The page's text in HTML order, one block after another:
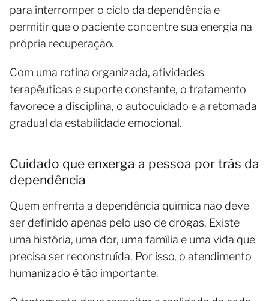
para interromper o ciclo da dependência e
permitir que o paciente concentre sua energia na
própria recuperação.
Com uma rotina organizada, atividades
terapêuticas e suporte constante, o tratamento
favorece a disciplina, o autocuidado e a retomada
gradual da estabilidade emocional.
Cuidado que enxerga a pessoa por trás da
dependência
Quem enfrenta a dependência química não deve
ser definido apenas pelo uso de drogas. Existe
uma história, uma dor, uma família e uma vida que
precisa ser reconstruída. Por isso, o atendimento
humanizado é tão importante.